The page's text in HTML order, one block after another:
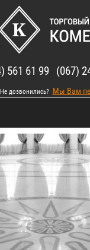
561 61 99 (067)
Не дозвонились? Мы Вам